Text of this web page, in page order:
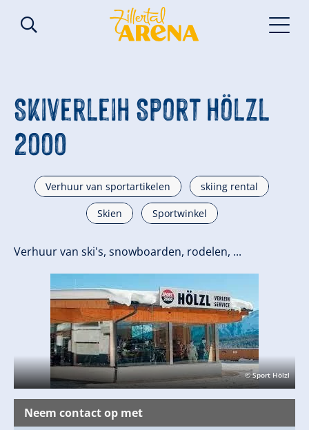
Skiverleih Sport Hölzl
2000
Verhuur van sportartikelen skiing rental
Skien Sportwinkel
Verhuur van ski's, snowboarden, rodelen, ...
© Sport Hölzl
Neem contact op met